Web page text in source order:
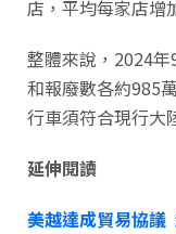
店，平均每家店增
整體來說，2024
和報廢數各約985
行車須符合現行大
延伸閱讀
美越達成貿易協